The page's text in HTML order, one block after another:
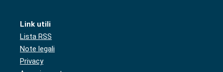
Link utili
Lista RSS
Note legali
Privacy